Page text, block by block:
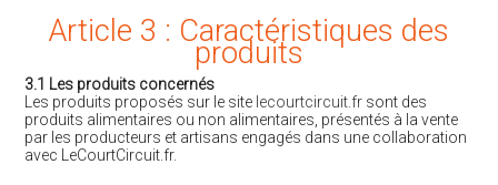
Article 3 : Caractéristiques des
produits
3.1 Les produits concernés
Les produits proposés sur le site lecourtcircuit.fr sont des
produits alimentaires ou non alimentaires, présentés à la vente
par les producteurs et artisans engagés dans une collaboration
avec LeCourtCircuit.fr.